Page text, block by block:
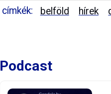
címkék: belföld hírek
Podcast